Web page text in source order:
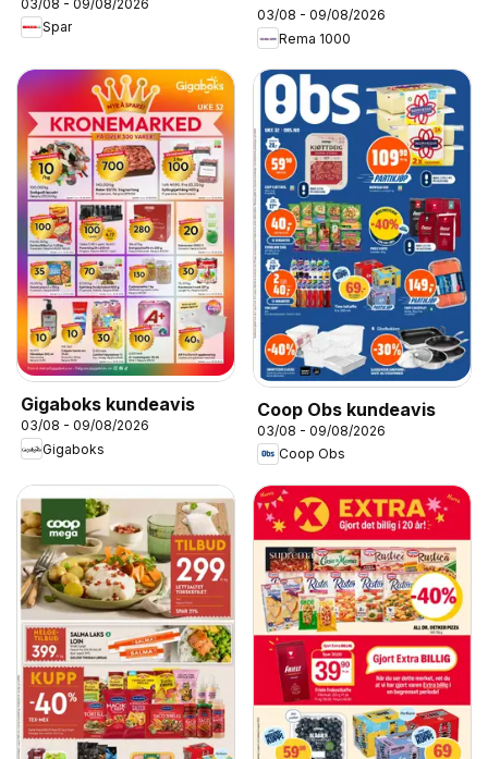
03/08 - 09/08/2026
Spar
03/08 - 09/08/2026
Rema 1000
Gigaboks kundeavis
03/08 - 09/08/2026
Gigaboks
Coop Obs kundeavis
03/08 - 09/08/2026
Coop Obs